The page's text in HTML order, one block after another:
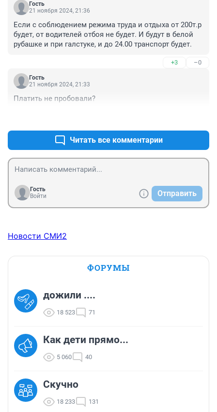
Гость
21 ноября 2024, 21:36
Если с соблюдением режима труда и отдыха от 200т.р
будет, от водителей отбоя не будет. И будут в белой
рубашке и при галстуке, и до 24.00 транспорт будет.
+3 –0
Гость
21 ноября 2024, 21:33
Платить не пробовали?
Читать все комментарии
Гость
Войти
Отправить
Новости СМИ2
ФОРУМЫ
дожили ....
18 523 71
Как дети прямо...
5 060 40
Скучно
18 233 131